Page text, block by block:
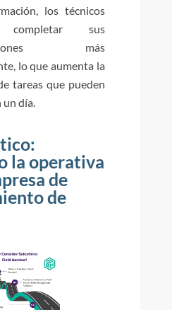
los técnicos
completar sus
más
lo que aumenta la
tareas que pueden
un día.
la operativa
de
de